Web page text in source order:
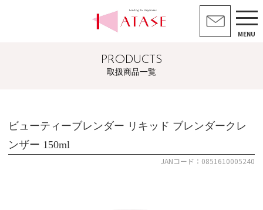
MENU
PRODUCTS
取扱商品一覧
ビューティーブレンダー リキッド ブレンダークレ
ンザー 150ml
JANコード：0851610005240